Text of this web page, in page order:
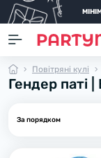
Повітряні кулі
Гендер паті